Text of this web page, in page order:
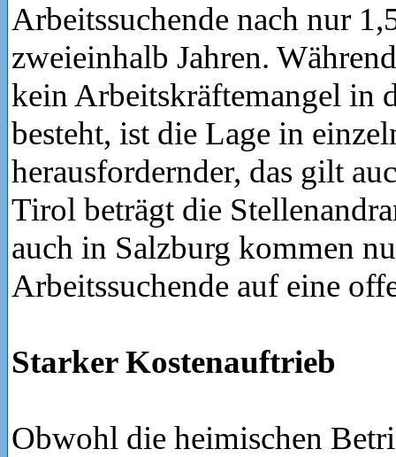
Arbeitssuchende nach nur
zweieinhalb Jahren.
kein Arbeitskräftemangel in
besteht, ist die Lage in
herausfordernder, das gilt
Tirol beträgt die
auch in Salzburg kommen
Arbeitssuchende auf eine
Starker Kostenauftrieb
Obwohl die heimischen